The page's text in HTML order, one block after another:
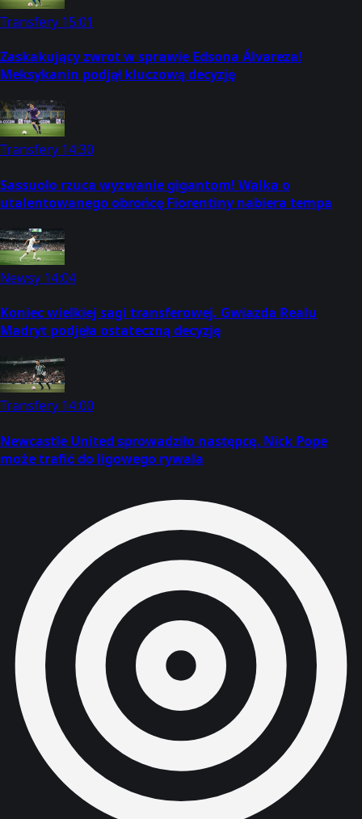
Transfery 15:01
Zaskakujący zwrot w sprawie Edsona Álvareza!
Meksykanin podjął kluczową decyzję
Transfery 14:30
Sassuolo rzuca wyzwanie gigantom! Walka o
utalentowanego obrońcę Fiorentiny nabiera tempa
Newsy 14:04
Koniec wielkiej sagi transferowej. Gwiazda Realu
Madryt podjęła ostateczną decyzję
Transfery 14:00
Newcastle United sprowadziło następcę. Nick Pope
może trafić do ligowego rywala